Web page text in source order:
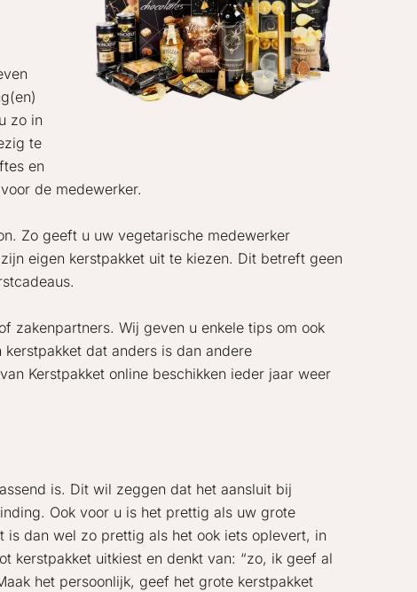
zo in
te
en
de medewerker.
Zo geeft u uw vegetarische medewerker
eigen kerstpakket uit te kiezen. Dit betreft geen
zakenpartners. Wij geven u enkele tips om ook
dat anders is dan andere
van Kerstpakket online beschikken ieder jaar weer
is. Dit wil zeggen dat het aansluit bij
Ook voor u is het prettig als uw grote
is dan wel zo prettig als het ook iets oplevert, in
kerstpakket uitkiest en denkt van: “zo, ik geef al
het persoonlijk, geef het grote kerstpakket